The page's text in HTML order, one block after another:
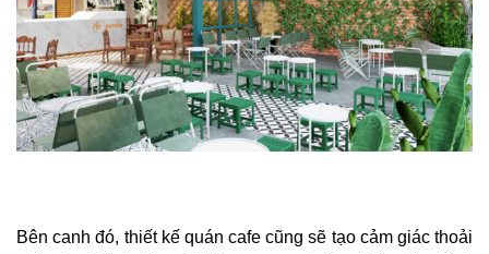
Bên canh đó, thiết kế quán cafe cũng sẽ tạo cảm giác thoải